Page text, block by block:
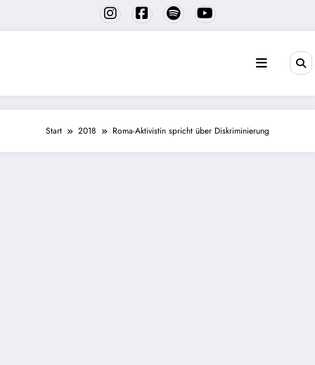
springen
Start 2018 Roma-Aktivistin spricht über Diskriminierung